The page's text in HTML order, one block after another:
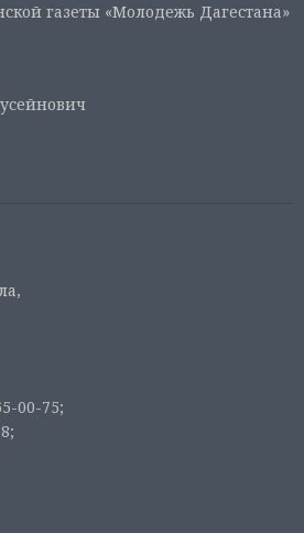
газеты «Молодежь Дагестана»
00-75;